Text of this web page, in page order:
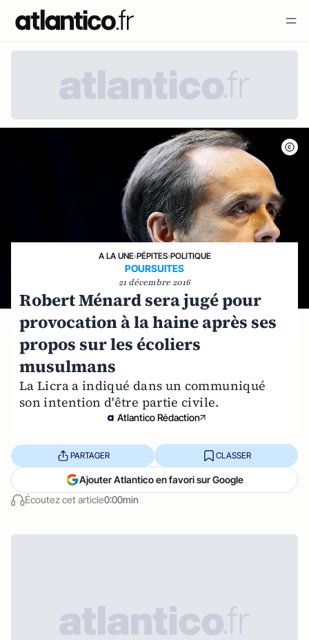
A LA UNE›PÉPITES›POLITIQUE
POURSUITES
21 décembre 2016
Robert Ménard sera jugé pour
provocation à la haine après ses
propos sur les écoliers
musulmans
La Licra a indiqué dans un communiqué
son intention d'être partie civile.
Atlantico Rédaction
Écoutez cet article0:00min
PARTAGER CLASSER
Ajouter Atlantico en favori sur Google